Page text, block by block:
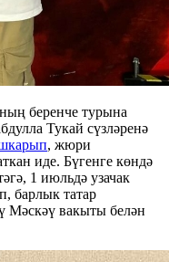
беренче турына
Тукай сүзләренә
, жюри
иде. Бүгенге көндә
1 июльдә узачак
барлык татар
Мәскәү вакыты белән